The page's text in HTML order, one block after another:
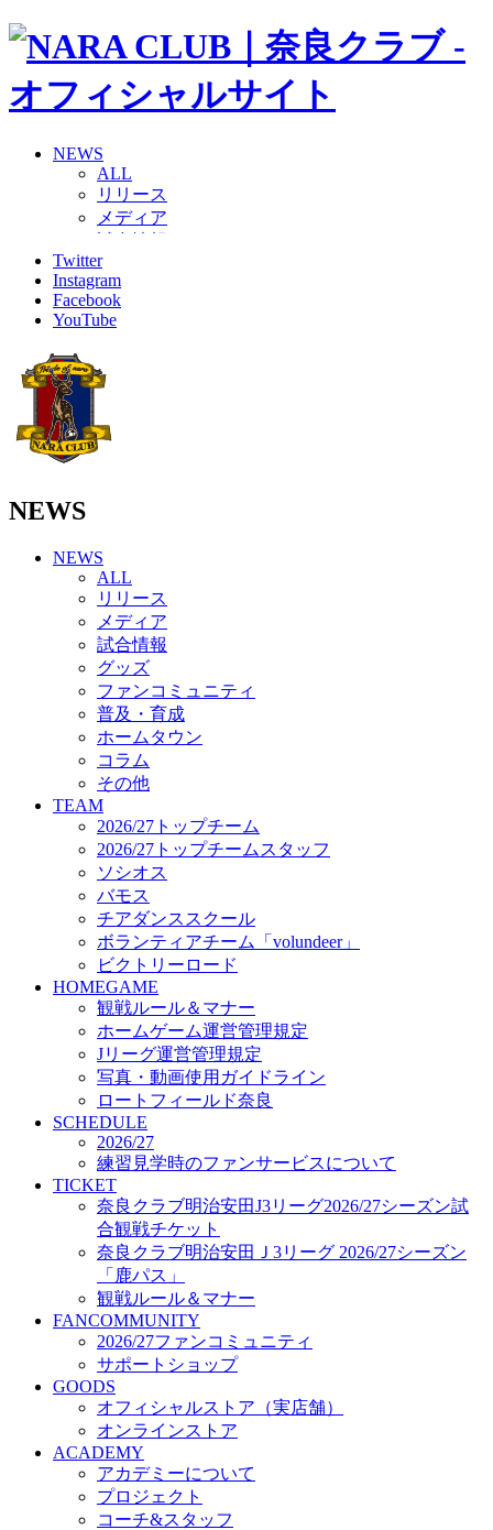
NEWS
ALL
リリース
メディア
グッズ
ファンコミュニティ
普及・育成
ホームタウン
その他
TEAM
2026/27トップチーム
2026/27トップチームスタッフ
ビクトリーロード
HOMEGAME
観戦ルール＆マナー
ホームゲーム運営管理規定
Jリーグ運営管理規定
写真・動画使用ガイドライン
ロートフィールド奈良
SCHEDULE
2026/27
練習見学時のファンサービスについて
TICKET
奈良クラブ明治安田J3リーグ2026/27シーズン試
合観戦チケット
奈良クラブ明治安田Ｊ3リーグ 2026/27シーズン
「鹿パス」
観戦ルール＆マナー
FANCOMMUNITY
2026/27ファンコミュニティ
サポートショップ
GOODS
オフィシャルストア（実店舗）
オンラインストア
ACADEMY
アカデミーについて
プロジェクト
コーチ&スタッフ
ジュニア
ジュニアユース
ユース
練習拠点（ナラディーア）
SCHOOL
CLUB
2026/27 パートナー企業
パートナー募集
クラブ理念
クラブ情報
サステナビリティ
Web制作支援
応援プロジェクト
Twitter
Instagram
Facebook
YouTube
NEWS
NEWS
ALL
リリース
メディア
試合情報
グッズ
ファンコミュニティ
普及・育成
ホームタウン
コラム
その他
TEAM
2026/27トップチーム
2026/27トップチームスタッフ
ソシオス
バモス
チアダンススクール
ボランティアチーム「volundeer」
ビクトリーロード
HOMEGAME
観戦ルール＆マナー
ホームゲーム運営管理規定
Jリーグ運営管理規定
写真・動画使用ガイドライン
ロートフィールド奈良
SCHEDULE
2026/27
練習見学時のファンサービスについて
TICKET
奈良クラブ明治安田J3リーグ2026/27シーズン試
合観戦チケット
奈良クラブ明治安田Ｊ3リーグ 2026/27シーズン
「鹿パス」
観戦ルール＆マナー
FANCOMMUNITY
2026/27ファンコミュニティ
サポートショップ
GOODS
オフィシャルストア（実店舗）
オンラインストア
ACADEMY
アカデミーについて
プロジェクト
コーチ&スタッフ